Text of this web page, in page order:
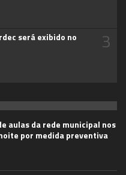
será exibido no
3
aulas da rede municipal nos
por medida preventiva